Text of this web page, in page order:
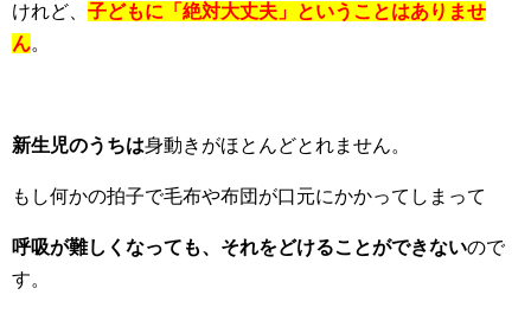
けれど、 子どもに「絶対大丈夫」ということはありませ
ん。
新生児のうちは身動きがほとんどとれません。
もし何かの拍子で毛布や布団が口元にかかってしまって
呼吸が難しくなっても、それをどけることができないので
す。